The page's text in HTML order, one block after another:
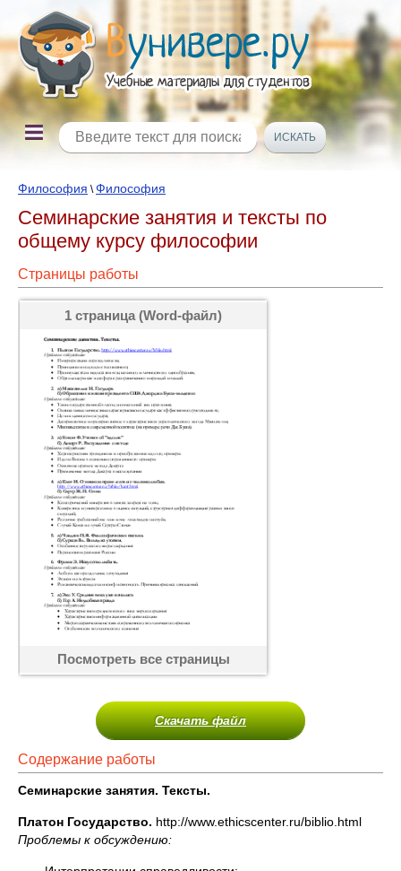
Философия \Философия
Семинарские занятия и тексты по
общему курсу философии
Страницы работы
1 страница (Word-файл)
Посмотреть все страницы
Скачать файл
Содержание работы
Семинарские занятия. Тексты.
Платон Государство. http://www.ethicscenter.ru/biblio.html
Проблемы к обсуждению: